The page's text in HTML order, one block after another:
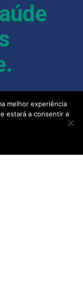
em
e
melhor experiência
estará a consentir a